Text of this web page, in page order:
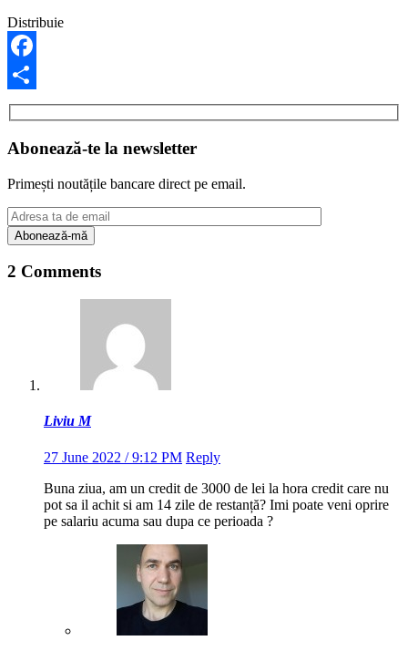
Distribuie
Facebook
Share
Abonează-te la newsletter
Primești noutățile bancare direct pe email.
2 Comments
Liviu M
27 June 2022 / 9:12 PM Reply
Buna ziua, am un credit de 3000 de lei la hora credit care nu
pot sa il achit si am 14 zile de restanță? Imi poate veni oprire
pe salariu acuma sau dupa ce perioada ?